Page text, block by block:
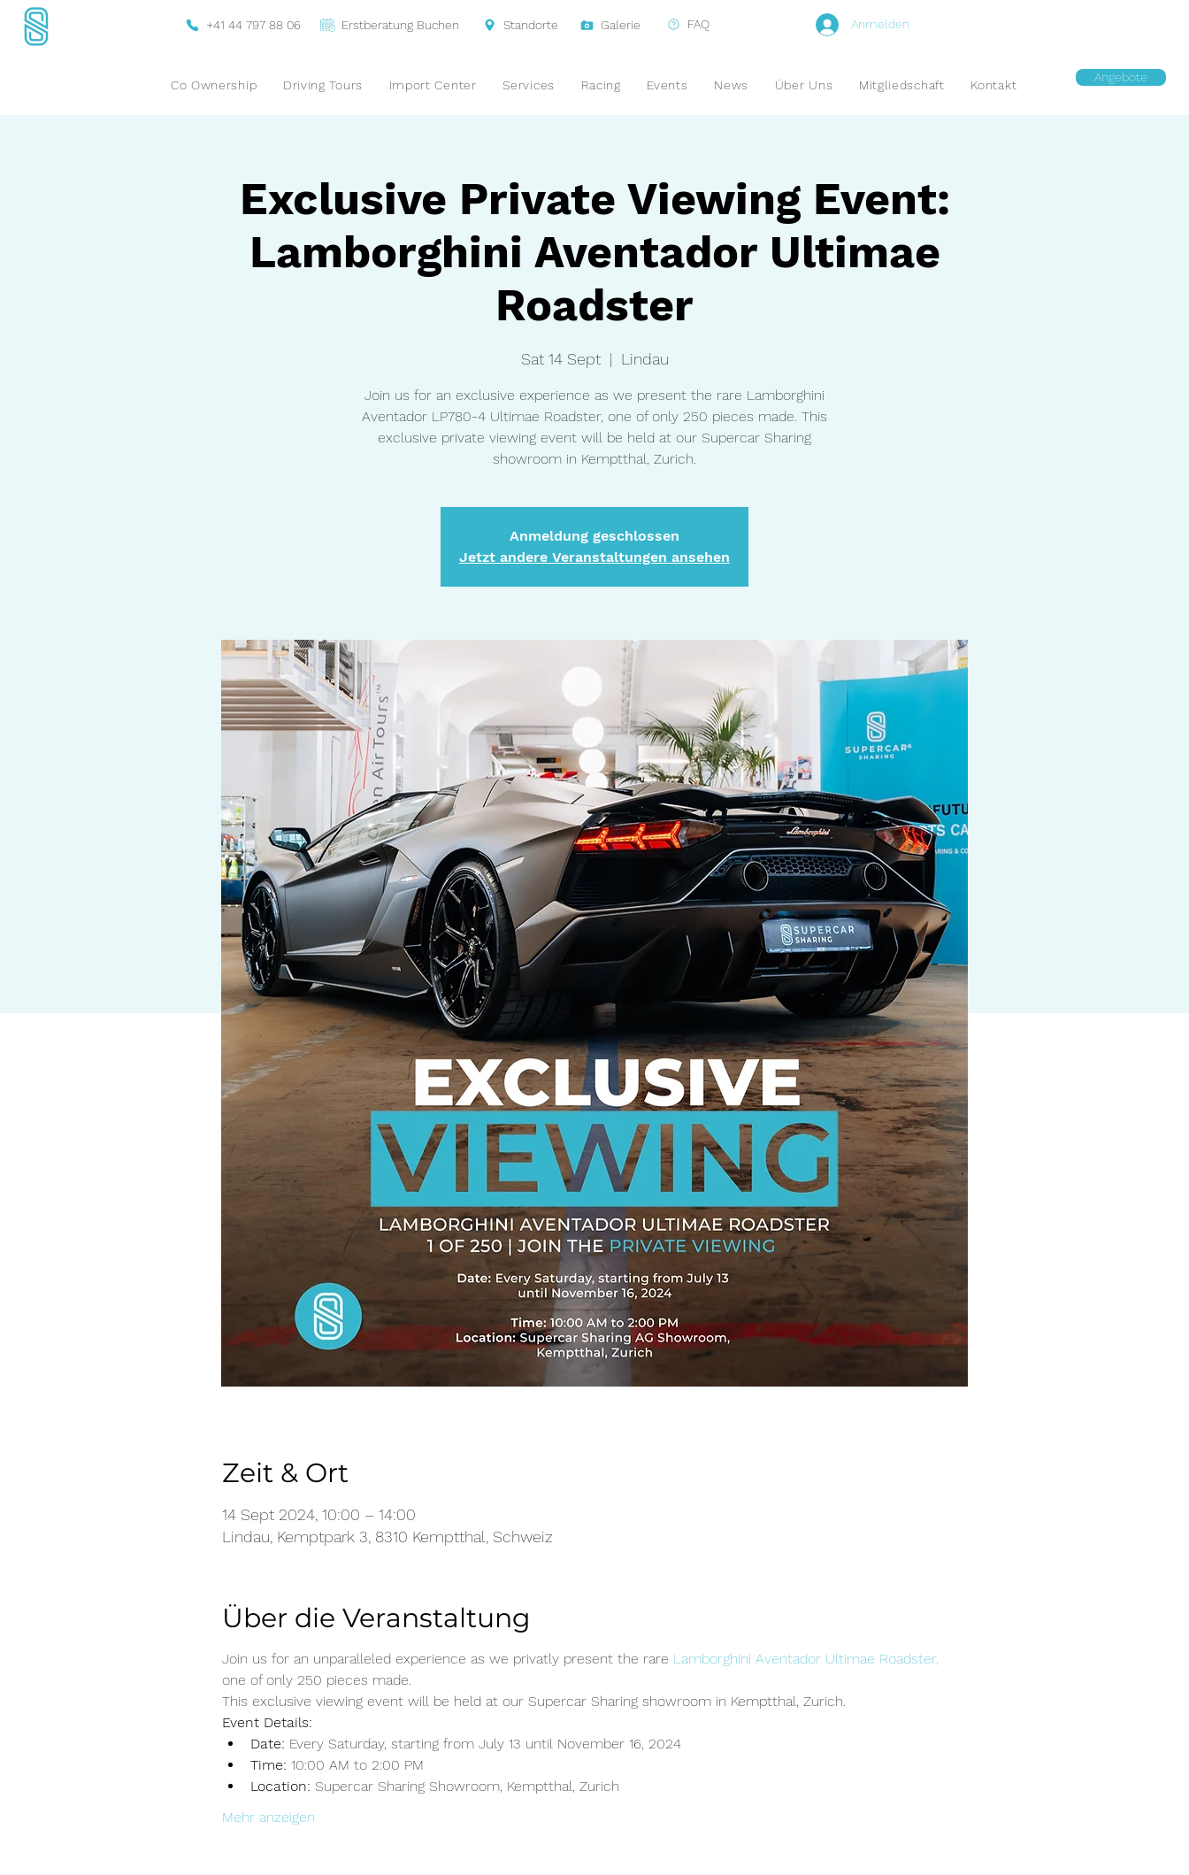
+41 44 797 88 06 Erstberatung Buchen Standorte Galerie FAQ Anmelden
Co Ownership Driving Tours Import Center Services Racing Events News Über Uns Mitgliedschaft Kontakt
Angebote
Exclusive Private Viewing Event:
Lamborghini Aventador Ultimae
Roadster
Sat 14 Sept
  |
Lindau
Join us for an exclusive experience as we present the rare Lamborghini
Aventador LP780-4 Ultimae Roadster, one of only 250 pieces made. This
exclusive private viewing event will be held at our Supercar Sharing
showroom in Kemptthal, Zurich.
Anmeldung geschlossen
Jetzt andere Veranstaltungen ansehen
Zeit & Ort
14 Sept 2024, 10:00 – 14:00
Lindau, Kemptpark 3, 8310 Kemptthal, Schweiz
Über die Veranstaltung
Join us for an unparalleled experience as we privatly present the rare Lamborghini Aventador Ultimae Roadster,
one of only 250 pieces made.
This exclusive viewing event will be held at our Supercar Sharing showroom in Kemptthal, Zurich.
Event Details:
Date: Every Saturday, starting from July 13 until November 16, 2024
Time: 10:00 AM to 2:00 PM
Location: Supercar Sharing Showroom, Kemptthal, Zurich
Mehr anzeigen